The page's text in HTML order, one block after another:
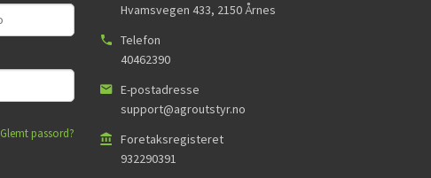
Glemt passord?
Hvamsvegen 433, 2150Årnes
Telefon
40462390
E-postadresse
support@agroutstyr.no
Foretaksregisteret
932290391